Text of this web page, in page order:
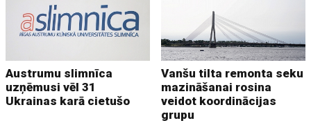
Austrumu slimnīca
uzņēmusi vēl 31
Ukrainas karā cietušo
Vanšu tilta remonta seku
mazināšanai rosina
veidot koordinācijas
grupu